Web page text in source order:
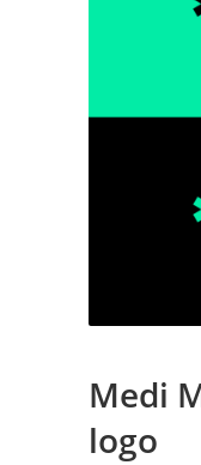
Medi
logo